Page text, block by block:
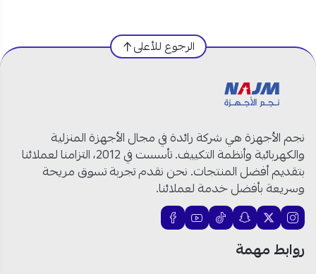
الرجوع للأعلى
نجم الأجهزة هي شركة رائدة في مجال الأجهزة المنزلية
والكهربائية وأنظمة التكييف. تأسست في 2012، التزامنا لعملائنا
بتقديم أفضل المنتجات. نحن نقدم تجربة تسوق مريحة
وسريعة بأفضل خدمة لعملائنا.
روابط مهمة